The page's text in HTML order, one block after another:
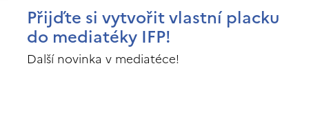
Přijďte si vytvořit vlastní placku
do mediatéky IFP!
Další novinka v mediatéce!